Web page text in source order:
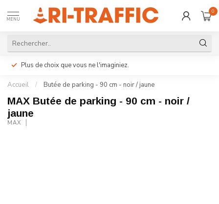
MENU
0
Plus de choix que vous ne l'imaginiez.
Accueil / Butée de parking - 90 cm - noir / jaune
MAX Butée de parking - 90 cm - noir /
jaune
MAX